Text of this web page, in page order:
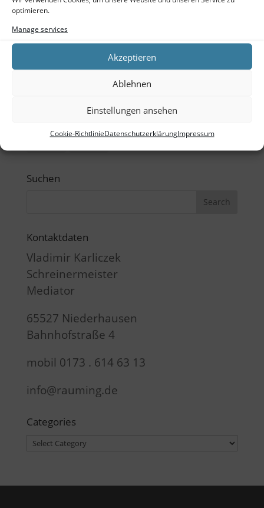
optimieren.
Manage services
Akzeptieren
Ablehnen
Einstellungen ansehen
Cookie-RichtlinieDatenschutzerklärungImpressum
Entries feed
Comments feed
WordPress.org
Suchen
Kontaktdaten
Vladimir Karliczek
Schreinermeister
Mediator
65527 Niederhausen
Bahnhofstraße 4
mobil 0173 . 614 63 13
info@rauming.de
Categories
Categories